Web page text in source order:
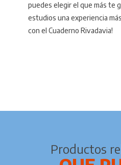
puedes elegir el que más te
estudios una experiencia
con el Cuaderno Rivadavia!
Productos